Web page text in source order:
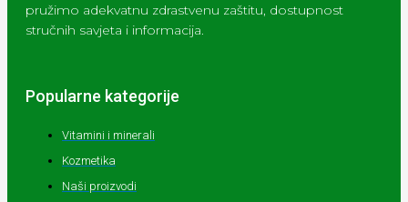
pružimo adekvatnu zdrastvenu zaštitu, dostupnost
stručnih savjeta i informacija.
Popularne kategorije
Vitamini i minerali
Kozmetika
Naši proizvodi